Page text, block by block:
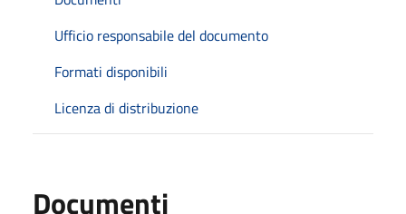
Ufficio responsabile del documento
Formati disponibili
Licenza di distribuzione
Documenti